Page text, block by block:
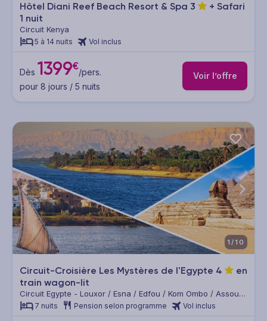
Hôtel Diani Reef Beach Resort & Spa 3
+ Safari
1 nuit
Circuit Kenya
5 à 14 nuits Vol inclus
Dès 1399€/pers.
pour 8 jours / 5 nuits
Voir l’offre
1/10
Circuit-Croisière Les Mystères de l'Egypte 4
en
train wagon-lit
Circuit Egypte - Louxor / Esna / Edfou / Kom Ombo / Assouan
/ Le Caire
7 nuits Pension selon programme Vol inclus